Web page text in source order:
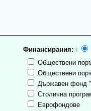
Финансирания: ℹ
Обществени
Обществени
Държавен фонд
Столична
Еврофондове